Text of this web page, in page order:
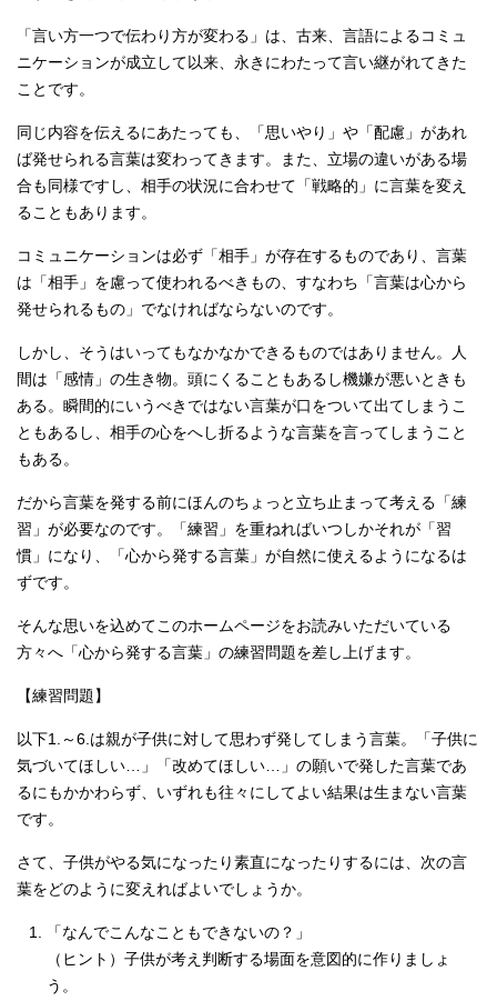
「言い方一つで伝わり方が変わる」は、古来、言語によるコミュ
ニケーションが成立して以来、永きにわたって言い継がれてきた
ことです。
同じ内容を伝えるにあたっても、「思いやり」や「配慮」があれ
ば発せられる言葉は変わってきます。また、立場の違いがある場
合も同様ですし、相手の状況に合わせて「戦略的」に言葉を変え
ることもあります。
コミュニケーションは必ず「相手」が存在するものであり、言葉
は「相手」を慮って使われるべきもの、すなわち「言葉は心から
発せられるもの」でなければならないのです。
しかし、そうはいってもなかなかできるものではありません。人
間は「感情」の生き物。頭にくることもあるし機嫌が悪いときも
ある。瞬間的にいうべきではない言葉が口をついて出てしまうこ
ともあるし、相手の心をへし折るような言葉を言ってしまうこと
もある。
だから言葉を発する前にほんのちょっと立ち止まって考える「練
習」が必要なのです。「練習」を重ねればいつしかそれが「習
慣」になり、「心から発する言葉」が自然に使えるようになるは
ずです。
そんな思いを込めてこのホームページをお読みいただいている
方々へ「心から発する言葉」の練習問題を差し上げます。
【練習問題】
以下1.～6.は親が子供に対して思わず発してしまう言葉。「子供に
気づいてほしい…」「改めてほしい…」の願いで発した言葉であ
るにもかかわらず、いずれも往々にしてよい結果は生まない言葉
です。
さて、子供がやる気になったり素直になったりするには、次の言
葉をどのように変えればよいでしょうか。
「なんでこんなこともできないの？」
（ヒント）子供が考え判断する場面を意図的に作りましょ
う。